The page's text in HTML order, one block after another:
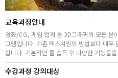
교육과정안내
영화/CG, 게임 업계 등 3D그래픽의 모든 분
그램입니다. 기존 텍스쳐링의 방법보다 매우
합니다. 기본적인 툴 습득 후 다양한 기능들
수강과정 강의대상